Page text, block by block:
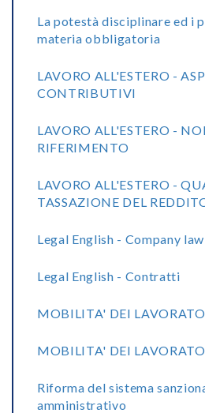
La potestà disciplinare ed i
materia obbligatoria
LAVORO ALL'ESTERO -
CONTRIBUTIVI
LAVORO ALL'ESTERO -
RIFERIMENTO
LAVORO ALL'ESTERO -
TASSAZIONE DEL
Legal English - Company law
Legal English - Contratti
MOBILITA' DEI
MOBILITA' DEI
Riforma del sistema
amministrativo